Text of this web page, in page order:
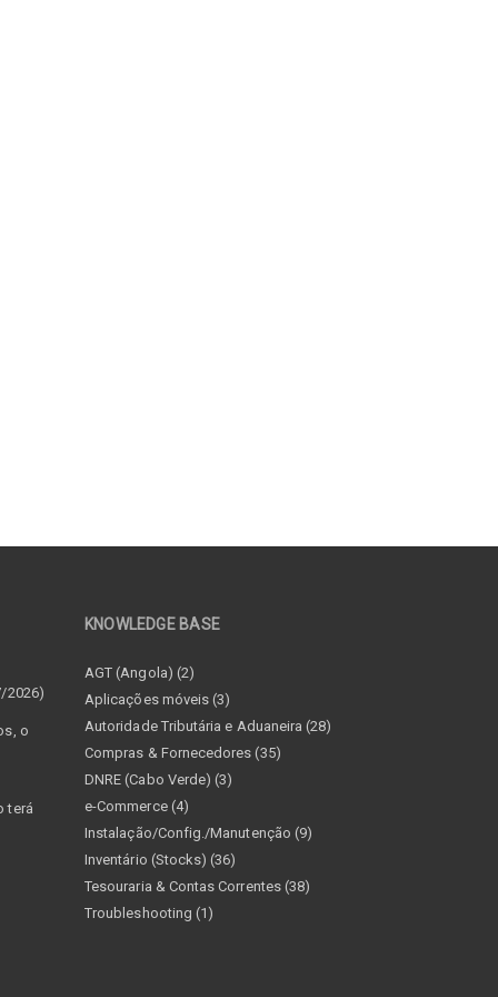
2026)
o
terá
KNOWLEDGE BASE
AGT (Angola) (2)
Aplicações móveis (3)
Autoridade Tributária e Aduaneira (28)
Compras & Fornecedores (35)
DNRE (Cabo Verde) (3)
e-Commerce (4)
Instalação/Config./Manutenção (9)
Inventário (Stocks) (36)
Tesouraria & Contas Correntes (38)
Troubleshooting (1)